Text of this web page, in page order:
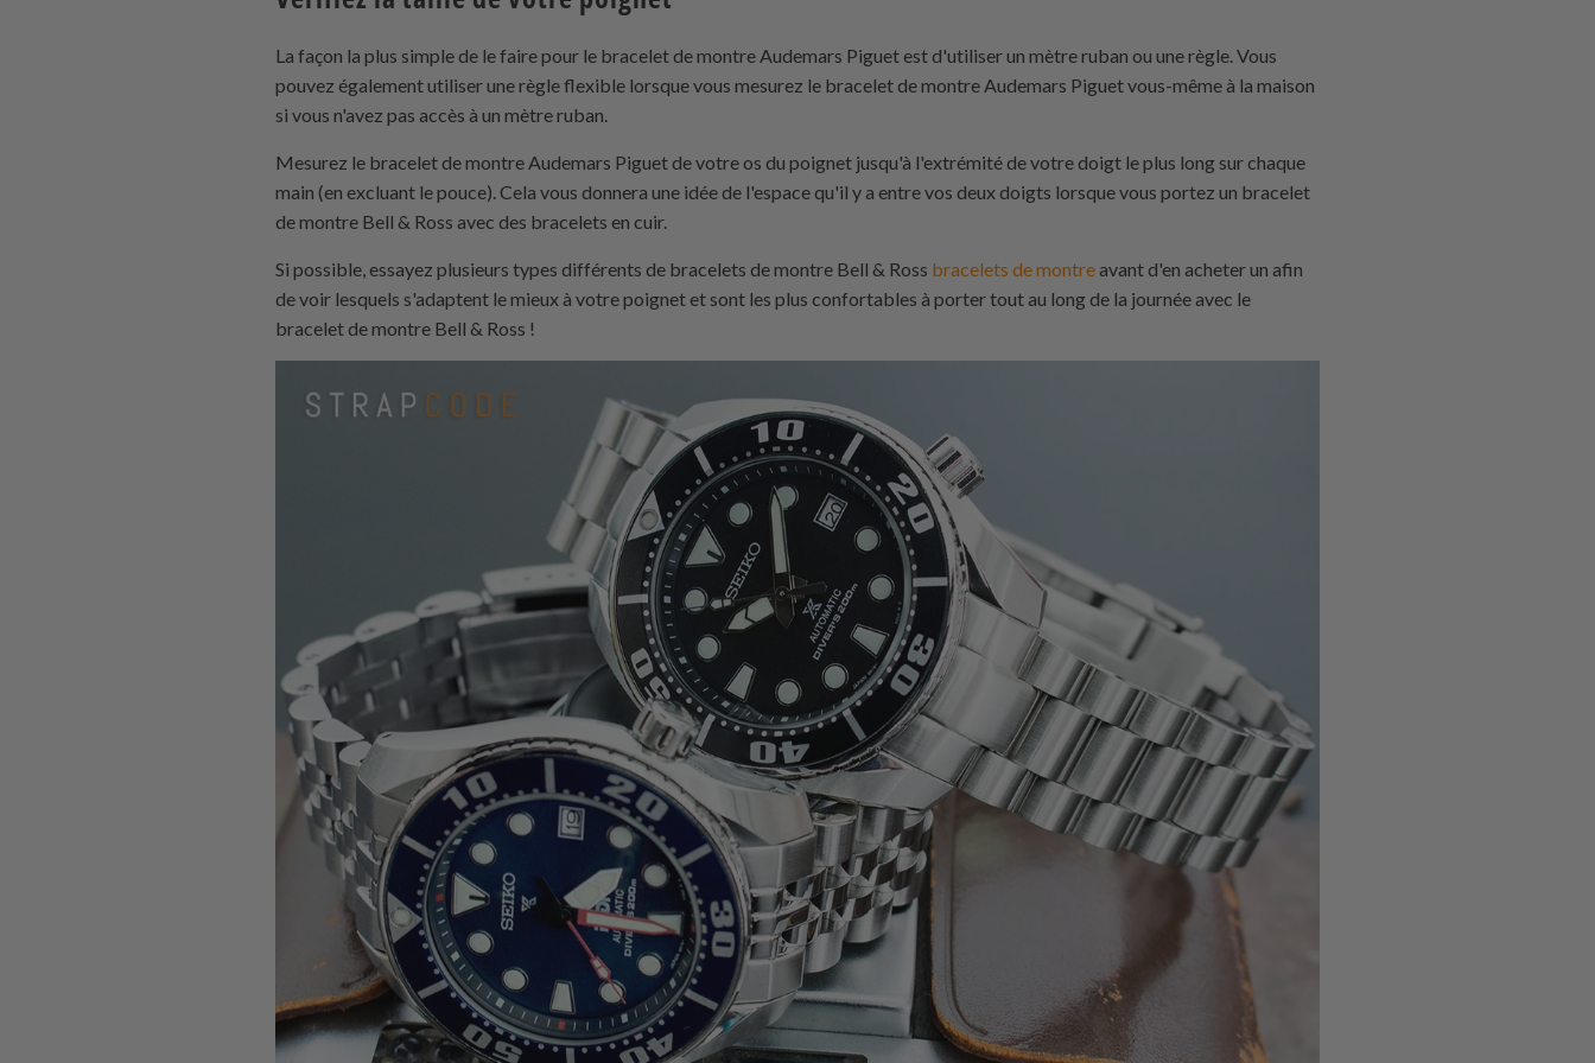
La façon la plus simple de le faire pour le bracelet de montre Audemars Piguet est d'utiliser un mètre ruban ou une règle. Vous
pouvez également utiliser une règle flexible lorsque vous mesurez le bracelet de montre Audemars Piguet vous-même à la maison
si vous n'avez pas accès à un mètre ruban.
Mesurez le bracelet de montre Audemars Piguet de votre os du poignet jusqu'à l'extrémité de votre doigt le plus long sur chaque
main (en excluant le pouce). Cela vous donnera une idée de l'espace qu'il y a entre vos deux doigts lorsque vous portez un bracelet
de montre Bell & Ross avec des bracelets en cuir.
Si possible, essayez plusieurs types différents de bracelets de montre Bell & Ross bracelets de montreavant d'en acheter un afin
de voir lesquels s'adaptent le mieux à votre poignet et sont les plus confortables à porter tout au long de la journée avec le
bracelet de montre Bell & Ross !